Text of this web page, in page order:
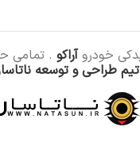
آراکو . تمامی
تیم طراحی و توسعه